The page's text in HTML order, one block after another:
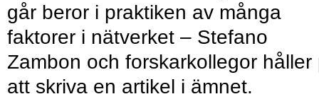
går beror i praktiken av många
faktorer i nätverket – Stefano
Zambon och forskarkollegor håller
att skriva en artikel i ämnet.